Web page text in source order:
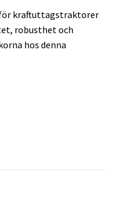
för kraftuttagstraktorer
robusthet och
hos denna